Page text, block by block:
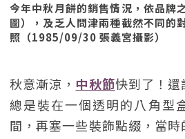
今年中秋月餅的銷售情況，依品牌
圖），及乏人問津兩種截然不同的
照（1985/09/30 張義宮攝影）
秋意漸涼， 中秋節快到了！還
總是裝在一個透明的八角型
間，再塞一些裝飾點綴，當